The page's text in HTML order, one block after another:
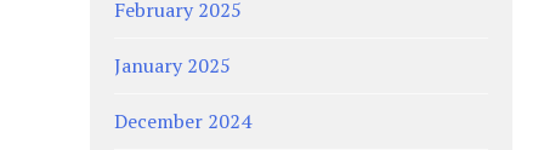
February 2025
January 2025
December 2024